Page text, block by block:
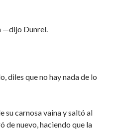
—dijo Dunrel.
diles que no hay nada de lo
su carnosa vaina y saltó al
de nuevo, haciendo que la